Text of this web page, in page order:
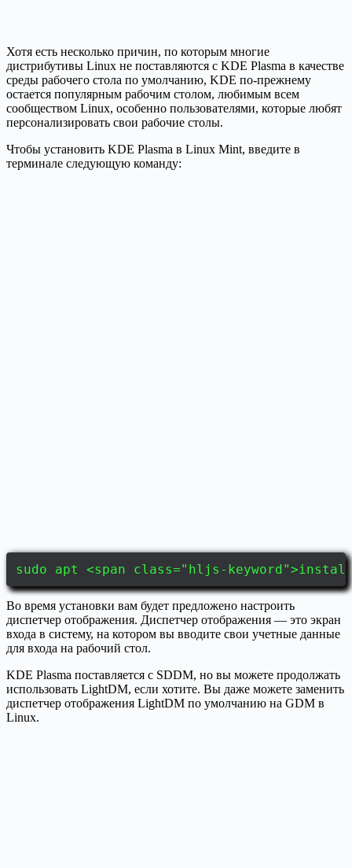
Хотя есть несколько причин, по которым многие
дистрибутивы Linux не поставляются с KDE Plasma в качестве
среды рабочего стола по умолчанию, KDE по-прежнему
остается популярным рабочим столом, любимым всем
сообществом Linux, особенно пользователями, которые любят
персонализировать свои рабочие столы.
Чтобы установить KDE Plasma в Linux Mint, введите в
терминале следующую команду:
sudo apt <span class="hljs-
Во время установки вам будет предложено настроить
диспетчер отображения. Диспетчер отображения — это экран
входа в систему, на котором вы вводите свои учетные данные
для входа на рабочий стол.
KDE Plasma поставляется с SDDM, но вы можете продолжать
использовать LightDM, если хотите. Вы даже можете заменить
диспетчер отображения LightDM по умолчанию на GDM в
Linux.